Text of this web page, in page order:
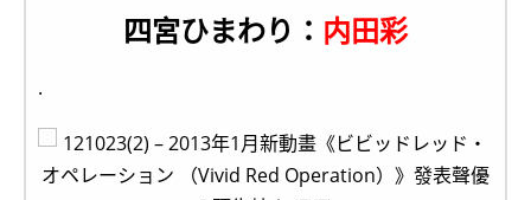
四宮ひまわり： 内田彩
.